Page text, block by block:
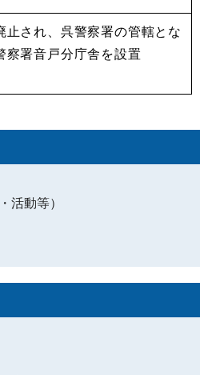
止され、呉警察署の管轄とな
察署音戸分庁舎を設置
活動等）